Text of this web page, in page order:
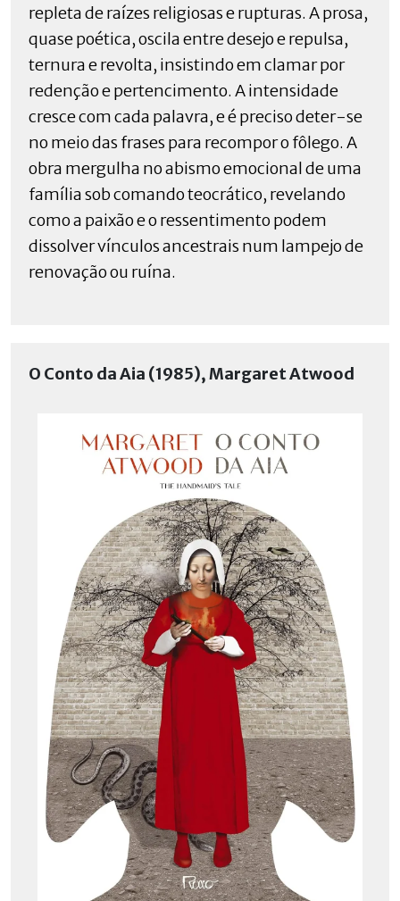
repleta de raízes religiosas e rupturas. A prosa,
quase poética, oscila entre desejo e repulsa,
ternura e revolta, insistindo em clamar por
redenção e pertencimento. A intensidade
cresce com cada palavra, e é preciso deter-se
no meio das frases para recompor o fôlego. A
obra mergulha no abismo emocional de uma
família sob comando teocrático, revelando
como a paixão e o ressentimento podem
dissolver vínculos ancestrais num lampejo de
renovação ou ruína.
O Conto da Aia (1985), Margaret Atwood